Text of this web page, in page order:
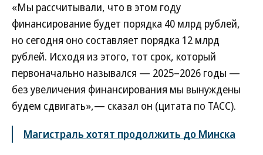
«Мы рассчитывали, что в этом году
финансирование будет порядка 40 млрд рублей,
но сегодня оно составляет порядка 12 млрд
рублей. Исходя из этого, тот срок, который
первоначально назывался — 2025–2026 годы —
без увеличения финансирования мы вынуждены
будем сдвигать»,— сказал он (цитата по ТАСС).
Магистраль хотят продолжить до Минска